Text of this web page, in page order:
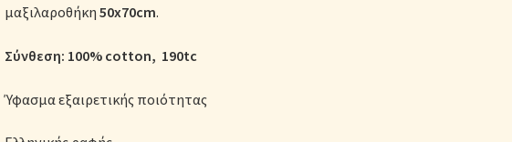
μαξιλαροθήκη 50x70cm.
Σύνθεση: 100% cotton, 190tc
Ύφασμα εξαιρετικής ποιότητας